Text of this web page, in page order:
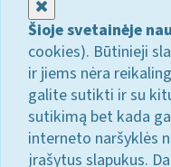
Šioje svetainėje
cookies). Būtinieji
ir jiems nėra
galite sutikti ir su
sutikimą bet kada
interneto naršyklės
įrašytus slapukus.